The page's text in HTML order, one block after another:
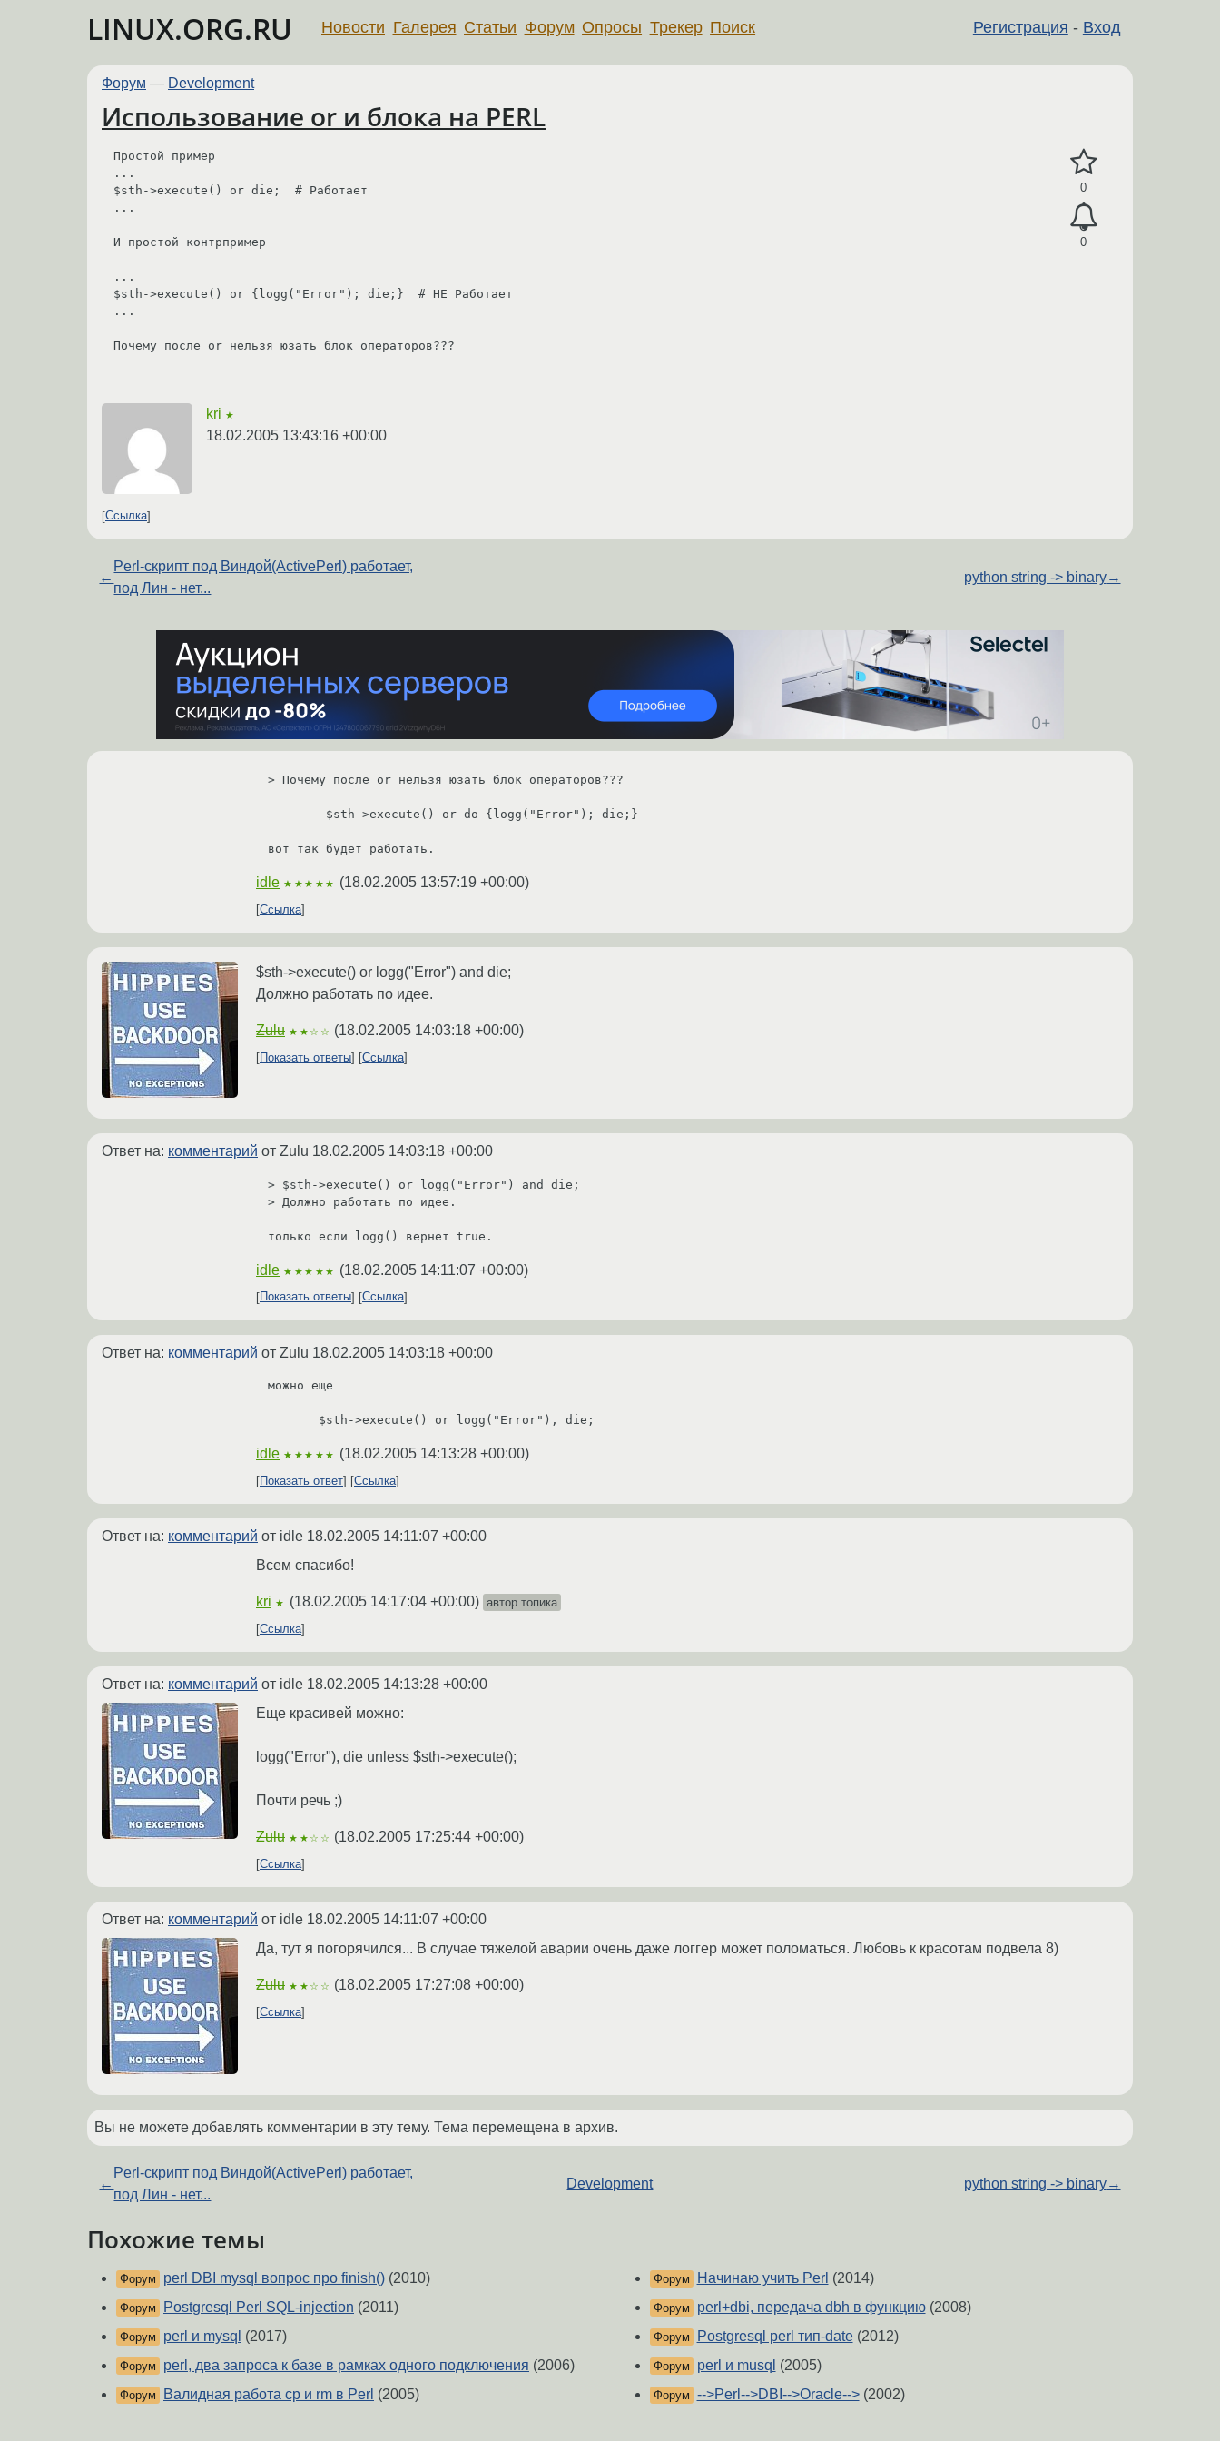
LINUX.ORG.RU Регистрация - Вход
Новости Галерея Статьи Форум Опросы Трекер Поиск
Форум — Development
Использование or и блока на PERL
0
0
Простой пример
...
$sth->execute() or die;  # Работает
...
И простой контрпример
...
$sth->execute() or {logg("Error"); die;}  # НЕ Работает
...
Почему после or нельзя юзать блок операторов???
kri ★
18.02.2005 13:43:16 +00:00
Ссылка
←
Perl-скрипт под Виндой(ActivePerl) работает,
под Лин - нет...
python string -> binary→
> Почему после or нельзя юзать блок операторов???
idle ★★★★★ (18.02.2005 13:57:19 +00:00)
Ссылка
$sth->execute() or logg("Error") and die;
Должно работать по идее.
Zulu ★★☆☆ (18.02.2005 14:03:18 +00:00)
Показать ответы Ссылка
Ответ на: комментарий от Zulu 18.02.2005 14:03:18 +00:00
> $sth->execute() or logg("Error") and die;
> Должно работать по идее.
только если logg() вернет true.
idle ★★★★★ (18.02.2005 14:11:07 +00:00)
Показать ответы Ссылка
Ответ на: комментарий от Zulu 18.02.2005 14:03:18 +00:00
можно еще
       $sth->execute() or logg("Error"), die;
idle ★★★★★ (18.02.2005 14:13:28 +00:00)
Показать ответ Ссылка
Ответ на: комментарий от idle 18.02.2005 14:11:07 +00:00
Всем спасибо!
kri ★ (18.02.2005 14:17:04 +00:00) автор топика
Ссылка
Ответ на: комментарий от idle 18.02.2005 14:13:28 +00:00
Еще красивей можно:
logg("Error"), die unless $sth->execute();
Почти речь ;)
Zulu ★★☆☆ (18.02.2005 17:25:44 +00:00)
Ссылка
Ответ на: комментарий от idle 18.02.2005 14:11:07 +00:00
Да, тут я погорячился... В случае тяжелой аварии очень даже логгер может поломаться. Любовь к красотам подвела 8)
Zulu ★★☆☆ (18.02.2005 17:27:08 +00:00)
Ссылка
Вы не можете добавлять комментарии в эту тему. Тема перемещена в архив.
←
Perl-скрипт под Виндой(ActivePerl) работает,
под Лин - нет...
Development python string -> binary→
Похожие темы
Форум perl DBI mysql вопрос про finish() (2010)
Форум Postgresql Perl SQL-injection (2011)
Форум perl и mysql (2017)
Форум perl, два запроса к базе в рамках одного подключения (2006)
Форум Валидная работа cp и rm в Perl (2005)
Форум Начинаю учить Perl (2014)
Форум perl+dbi, передача dbh в функцию(2008)
Форум Postgresql perl тип-date(2012)
Форум perl и musql (2005)
Форум -->Perl-->DBI-->Oracle-->(2002)